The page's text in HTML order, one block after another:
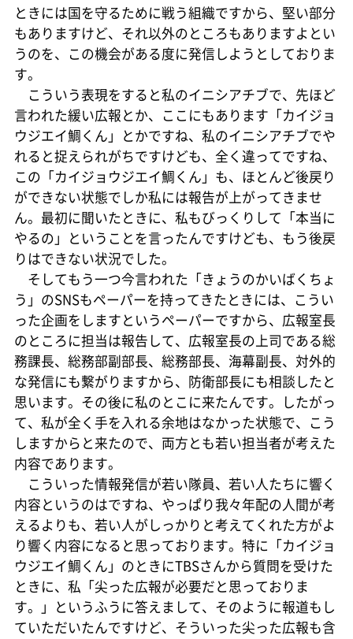
ときには国を守るために戦う組織ですから、堅い部分
もありますけど、それ以外のところもありますよとい
うのを、この機会がある度に発信しようとしておりま
す。
こういう表現をすると私のイニシアチブで、先ほど
言われた緩い広報とか、ここにもあります「カイジョ
ウジエイ鯛くん」とかですね、私のイニシアチブでや
れると捉えられがちですけども、全く違ってですね、
この「カイジョウジエイ鯛くん」も、ほとんど後戻り
ができない状態でしか私には報告が上がってきませ
ん。最初に聞いたときに、私もびっくりして「本当に
やるの」ということを言ったんですけども、もう後戻
りはできない状況でした。
そしてもう一つ今言われた「きょうのかいばくちょ
う」のSNSもペーパーを持ってきたときには、こうい
った企画をしますというペーパーですから、広報室長
のところに担当は報告して、広報室長の上司である総
務課長、総務部副部長、総務部長、海幕副長、対外的
な発信にも繋がりますから、防衛部長にも相談したと
思います。その後に私のとこに来たんです。したがっ
て、私が全く手を入れる余地はなかった状態で、こう
しますからと来たので、両方とも若い担当者が考えた
内容であります。
こういった情報発信が若い隊員、若い人たちに響く
内容というのはですね、やっぱり我々年配の人間が考
えるよりも、若い人がしっかりと考えてくれた方がよ
り響く内容になると思っております。特に「カイジョ
ウジエイ鯛くん」のときにTBSさんから質問を受けた
ときに、私「尖った広報が必要だと思っておりま
す。」というふうに答えまして、そのように報道もし
ていただいたんですけど、そういった尖った広報も含